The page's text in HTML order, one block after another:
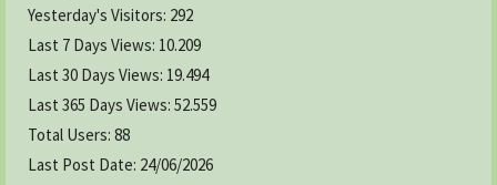
Yesterday's Visitors: 292
Last 7 Days Views: 10.209
Last 30 Days Views: 19.494
Last 365 Days Views: 52.559
Total Users: 88
Last Post Date: 24/06/2026